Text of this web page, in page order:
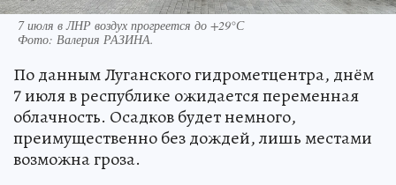
7 июля в ЛНР воздух прогреется до +29°С
Фото: Валерия РАЗИНА.
По данным Луганского гидрометцентра, днём
7 июля в республике ожидается переменная
облачность. Осадков будет немного,
преимущественно без дождей, лишь местами
возможна гроза.